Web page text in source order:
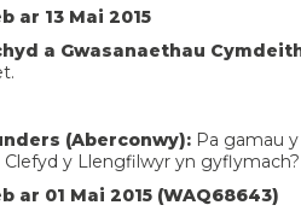
ar 13 Mai 2015
a Gwasanaethau
(Aberconwy): Pa gamau
y Llengfilwyr yn gyflymach?
ar 01 Mai 2015 (WAQ68643)